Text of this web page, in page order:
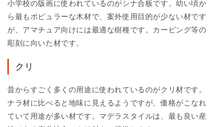
小学校の版画に使われているのがシナ合板です。幼い頃か
ら最もポピュラーな木材で、案外使用目的が少ない材です
が、アマチュア向けには最適な樹種です。カービング等の
彫刻に向いた材です。
クリ
昔からすごく多くの用途に使われているのがクリ材です。
ナラ材に比べると地味に見えるようですが、価格がこなれ
ていて用途が多い材です。マデラスタイルは、最も良い産